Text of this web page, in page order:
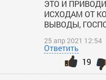
ЭТО И
ИСХОДАМ ОТ
ВЫВОДЫ,
25 апр 2021 12:54
Ответить
19